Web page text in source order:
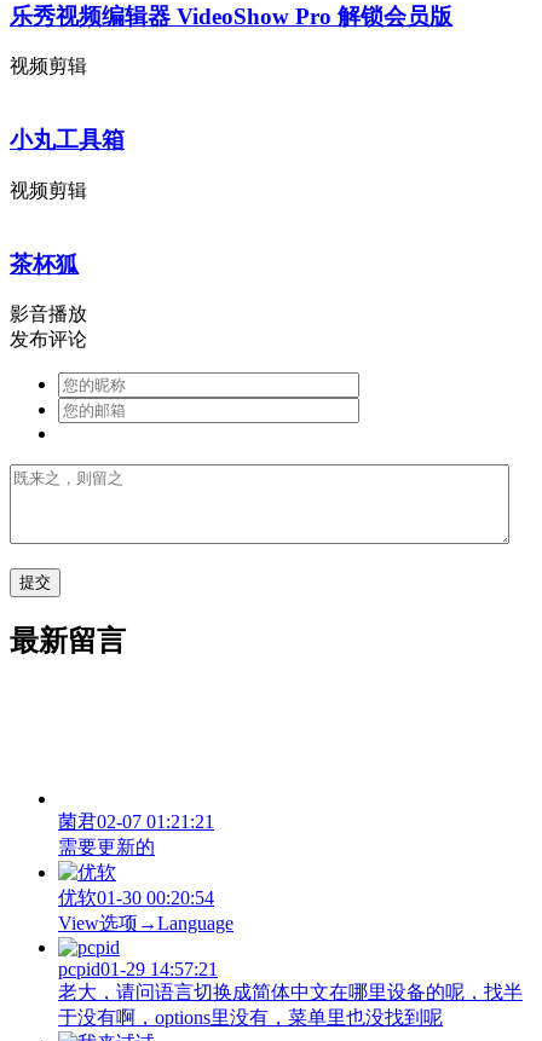
乐秀视频编辑器 VideoShow Pro 解锁会员版
视频剪辑
小丸工具箱
视频剪辑
茶杯狐
影音播放
发布评论
最新留言
菌君02-07 01:21:21
需要更新的
优软01-30 00:20:54
View‌选项→Language
pcpid01-29 14:57:21
老大，请问语言切换成简体中文在哪里设备的呢，找半
于没有啊，options里没有，菜单里也没找到呢